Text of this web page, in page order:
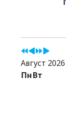
Август 2026
ПнВт